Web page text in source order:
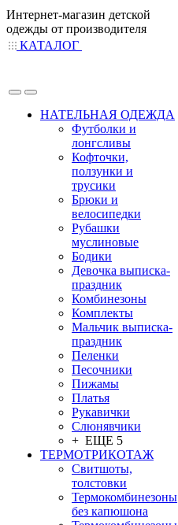
Интернет-магазин детской
одежды от производителя
КАТАЛОГ
НАТЕЛЬНАЯ ОДЕЖДА
Футболки и
лонгсливы
Кофточки,
ползунки и
трусики
Брюки и
велосипедки
Рубашки
муслиновые
Бодики
Девочка выписка-
праздник
Комбинезоны
Комплекты
Мальчик выписка-
праздник
Пеленки
Песочники
Пижамы
Платья
Рукавички
Слюнявчики
+ ЕЩЕ 5
ТЕРМОТРИКОТАЖ
Свитшоты,
толстовки
Термокомбинезоны
без капюшона